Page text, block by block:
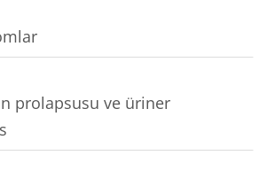
prolapsusu ve üriner